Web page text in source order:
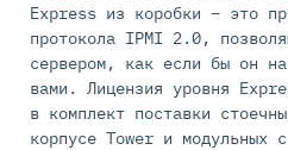
Express из коробки – это
протокола IPMI 2.0,
сервером, как если бы он
вами. Лицензия уровня
в комплект поставки
корпусе Tower и модульных